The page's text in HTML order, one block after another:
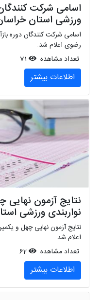
اسامی شرکت
ورزشی استان
اسامی شرکت کنندگان دوره
رضوی اعلام شد.
تعداد مشاهده
71
اطلاعات بیشتر
نتایج آزمون
نواربندی ورزشی
نتایج آزمون نهایی چهل و
اعلام شد
تعداد مشاهده
62
اطلاعات بیشتر